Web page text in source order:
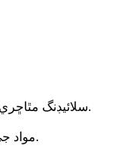
سلائيڊنگ مٿاڇري ڌاتو رابطي کان آزاد آهي، اهڙيء طرح ڌاتو حصن جي نقصان کي گهٽائڻ.
Thermoplastic مواد جي مقابلي ۾، ريڊيل لوڊ کڻڻ جي صلاحيت بهتر ٿي وئي آهي.